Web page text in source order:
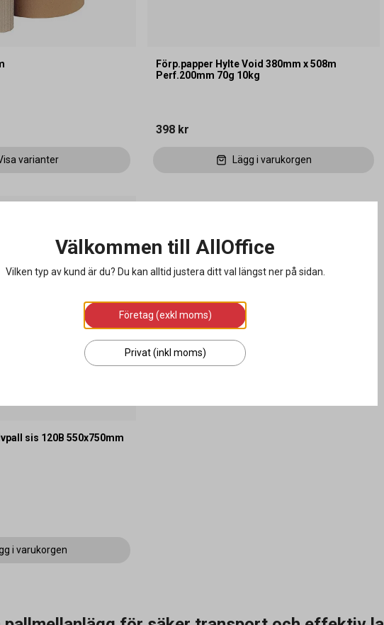
varianter
Förp.papper Hylte Void 380mm x 508m
Perf.200mm 70g 10kg
398 kr
Lägg i varukorgen
sis 120B 550x750mm
i varukorgen
Välkommen till AllOffice
Vilken typ av kund är du? Du kan alltid justera ditt val längst ner på sidan.
Företag (exkl moms)
Privat (inkl moms)